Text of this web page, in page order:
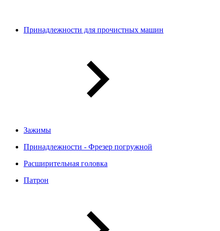
Принадлежности для прочистных машин
Зажимы
Принадлежности - Фрезер погружной
Расширительная головка
Патрон